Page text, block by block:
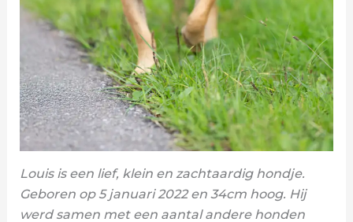
Louis is een lief, klein en zachtaardig hondje.
Geboren op 5 januari 2022 en 34cm hoog. Hij
werd samen met een aantal andere honden